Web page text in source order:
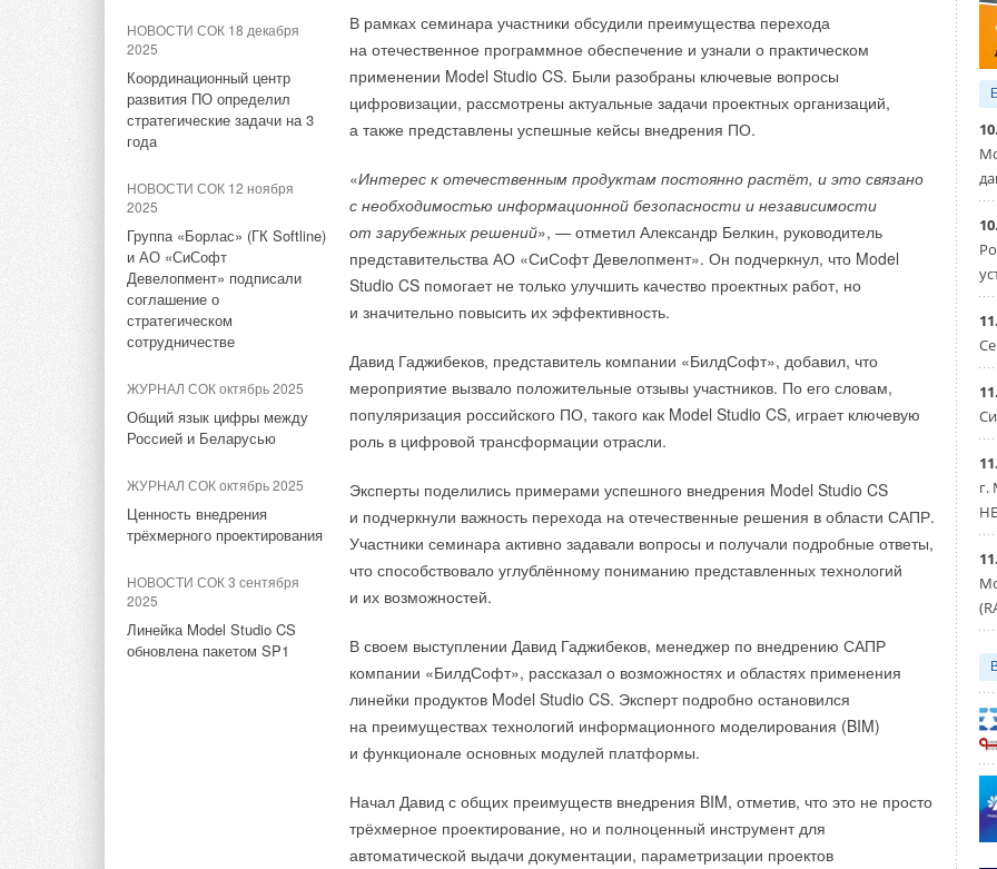
НОВОСТИ СОК 18 декабря
2025
Координационный центр
развития ПО определил
стратегические задачи на 3
года
НОВОСТИ СОК 12 ноября
2025
Группа «Борлас» (ГК Softline)
и АО «СиСофт
Девелопмент» подписали
соглашение о
стратегическом
сотрудничестве
ЖУРНАЛ СОК октябрь 2025
Общий язык цифры между
Россией и Беларусью
ЖУРНАЛ СОК октябрь 2025
Ценность внедрения
трёхмерного проектирования
НОВОСТИ СОК 3 сентября
2025
Линейка Model Studio CS
обновлена пакетом SP1
В рамках семинара участники обсудили преимущества перехода
на отечественное программное обеспечение и узнали о практическом
применении Model Studio CS. Были разобраны ключевые вопросы
цифровизации, рассмотрены актуальные задачи проектных организаций,
а также представлены успешные кейсы внедрения ПО.
«Интерес к отечественным продуктам постоянно растёт, и это связано
с необходимостью информационной безопасности и независимости
от зарубежных решений», — отметил Александр Белкин, руководитель
представительства АО «СиСофт Девелопмент». Он подчеркнул, что Model
Studio CS помогает не только улучшить качество проектных работ, но
и значительно повысить их эффективность.
Давид Гаджибеков, представитель компании «БилдСофт», добавил, что
мероприятие вызвало положительные отзывы участников. По его словам,
популяризация российского ПО, такого как Model Studio CS, играет ключевую
роль в цифровой трансформации отрасли.
Эксперты поделились примерами успешного внедрения Model Studio CS
и подчеркнули важность перехода на отечественные решения в области САПР.
Участники семинара активно задавали вопросы и получали подробные ответы,
что способствовало углублённому пониманию представленных технологий
и их возможностей.
В своем выступлении Давид Гаджибеков, менеджер по внедрению САПР
компании «БилдСофт», рассказал о возможностях и областях применения
линейки продуктов Model Studio CS. Эксперт подробно остановился
на преимуществах технологий информационного моделирования (BIM)
и функционале основных модулей платформы.
Начал Давид с общих преимуществ внедрения BIM, отметив, что это не просто
трёхмерное проектирование, но и полноценный инструмент для
автоматической выдачи документации, параметризации проектов
г.
2025
Panasonic открыла новый
учебный центр по тепловым
насосам в Чехии
НОВОСТИ СОК 25 сентября
Panasonic готовит
кондиционеры, рисующие
голограммы в воздухе
НОВОСТИ СОК 17 января 2024
Новая версия батареи 2170
от Panasonic увеличит запас
хода машин Tesla
НОВОСТИ СОК 12 мая 2023
Чистые кондиционеры
воздуха и функция
За оптимальную работу всех устройств отвечает система управления
энергопотреблением (EMS), которая должна отслеживать изменения спроса
на электроэнергию и погодные условия. Она начнет работу к концу марта 2025
года.
Для работы топливных элементов будет использоваться «чистый» водород,
произведённый в Великобритании.
Тепло, выделяемое топливными элементами в процессе производства
электроэнергии, будет использоваться для отопления и горячего
водоснабжения (ГВС) на заводе по сборке микроволновых печей «с целью
достижения энергоэффективности 95%». Это тепло также будет
использоваться для предварительного нагрева воды для недавно
установленной «системы кондиционирования воздуха с циркуляцией воды»
Кроме того, завод стремится интегрировать использование тепла
от существующих электрических котлов, чтобы снизить энергопотребление
системы ГВС.
ИСТОЧНИК:RENEN.RU
Солнечные коллекторы, панели
Комментарии
Добавить комментарий